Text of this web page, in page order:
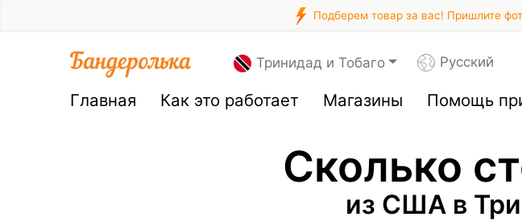
Подберем товар за вас! Пришлите
Тринидад и Тобаго Русский
Главная Как это работает Магазины Помощь
Сколько
из США в